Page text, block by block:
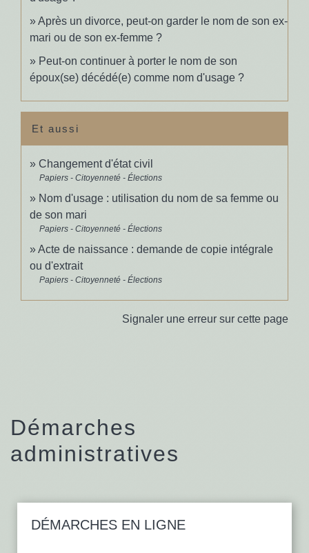
Après un divorce, peut-on garder le nom de son ex-
mari ou de son ex-femme ?
Peut-on continuer à porter le nom de son
époux(se) décédé(e) comme nom d'usage ?
Et aussi
Changement d'état civil
Papiers - Citoyenneté - Élections
Nom d'usage : utilisation du nom de sa femme ou
de son mari
Papiers - Citoyenneté - Élections
Acte de naissance : demande de copie intégrale
ou d'extrait
Papiers - Citoyenneté - Élections
Signaler une erreur sur cette page
Démarches
administratives
DÉMARCHES EN LIGNE